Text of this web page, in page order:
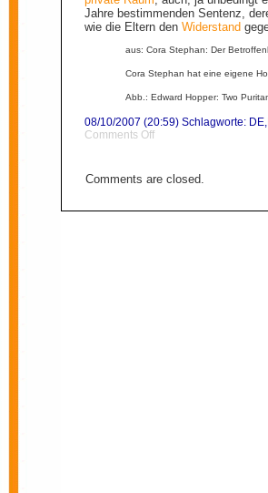
Jahre bestimmenden Sentenz,
wie die Eltern denWiderstand
aus: Cora Stephan: Der
Cora Stephan hat eine eigene
Abb.: Edward Hopper: Two
08/10/2007 (20:59) Schlagworte: DE,
Comments Offon
Comments are closed.